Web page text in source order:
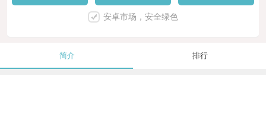
安卓市场，安全绿色
简介 排行